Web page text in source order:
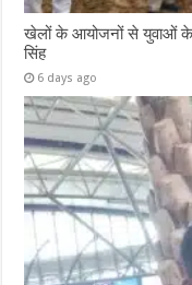
खेलों के आयोजनों से युवाओं के
सिंह
6 days ago